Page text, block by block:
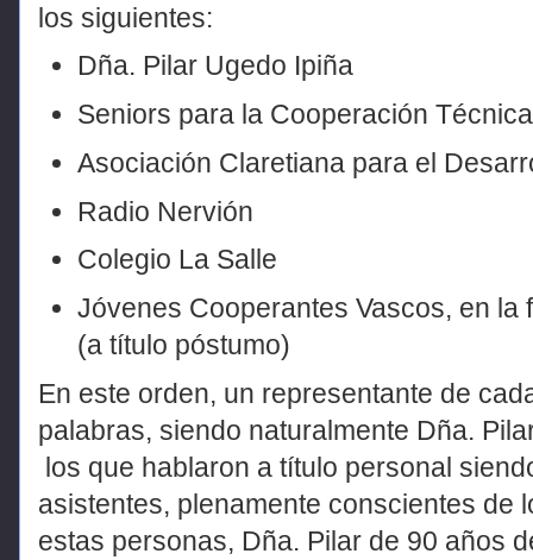
los siguientes:
Dña. Pilar Ugedo Ipiña
Seniors para la Cooperación
Asociación Claretiana para el
Radio Nervión
Colegio La Salle
Jóvenes Cooperantes Vascos, en
(a título póstumo)
En este orden, un representante de
palabras, siendo naturalmente Dña.
los que hablaron a título personal
asistentes, plenamente conscientes de
estas personas, Dña. Pilar de 90 años